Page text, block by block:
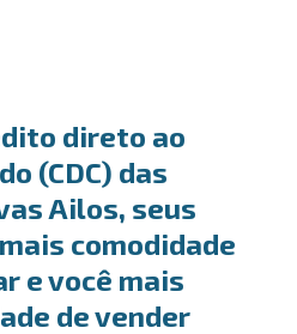
direto ao
(CDC) das
Ailos, seus
comodidade
e você mais
de vender